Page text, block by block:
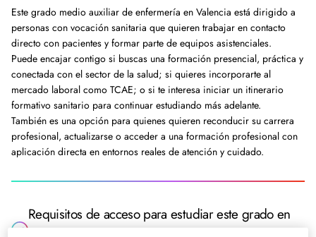
Este grado medio auxiliar de enfermería en Valencia está dirigido a
personas con vocación sanitaria que quieren trabajar en contacto
directo con pacientes y formar parte de equipos asistenciales.
Puede encajar contigo si buscas una formación presencial, práctica y
conectada con el sector de la salud; si quieres incorporarte al
mercado laboral como TCAE; o si te interesa iniciar un itinerario
formativo sanitario para continuar estudiando más adelante.
También es una opción para quienes quieren reconducir su carrera
profesional, actualizarse o acceder a una formación profesional con
aplicación directa en entornos reales de atención y cuidado.
Requisitos de acceso para estudiar este grado en